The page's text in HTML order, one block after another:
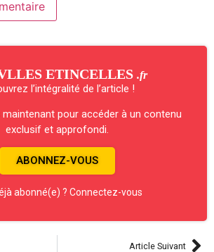
ETINCELLES .fr
l’intégralité de l’article !
pour accéder à un contenu
exclusif et approfondi.
ABONNEZ-VOUS
abonné(e) ? Connectez-vous
Article Suivant